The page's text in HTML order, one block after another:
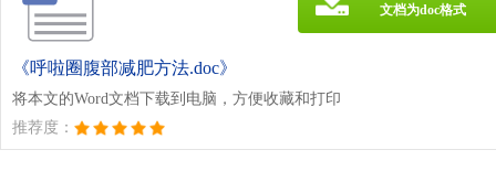
《呼啦圈腹部减肥方法.doc》
将本文的Word文档下载到电脑，方便收藏和打印
推荐度：
文档为doc格式